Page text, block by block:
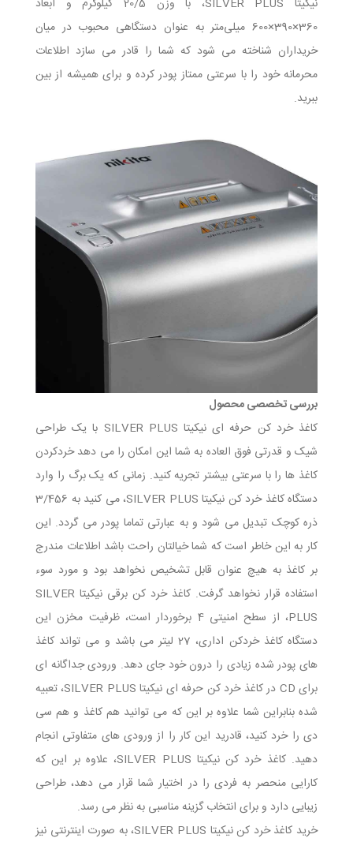
نیکیتا SILVER PLUS، با وزن 20/5 کیلوگرم و ابعاد
360×390×600 میلی‌متر به عنوان دستگاهی محبوب در میان
خریداران شناخته می شود که شما را قادر می سازد اطلاعات
محرمانه خود را با سرعتی ممتاز پودر کرده و برای همیشه از بین
ببرید.
بررسی تخصصی محصول
کاغذ خرد کن حرفه ای نیکیتا SILVER PLUS با یک طراحی
شیک و قدرتی فوق العاده به شما این امکان را می دهد خردکردن
کاغذ ها را با سرعتی بیشتر تجریه کنید. زمانی که یک برگ را وارد
دستگاه کاغذ خرد کن نیکیتا SILVER PLUS، می کنید به 3/456
ذره کوچک تبدیل می شود و به عبارتی تماما پودر می گردد. این
کار به این خاطر است که شما خیالتان راحت باشد اطلاعات مندرج
بر کاغذ به هیچ عنوان قابل تشخیص نخواهد بود و مورد سوء
استفاده قرار نخواهد گرفت. کاغذ خرد کن برقی نیکیتا SILVER
PLUS، از سطح امنیتی 4 برخوردار است، ظرفیت مخزن این
دستگاه کاغذ خردکن اداری، 27 لیتر می باشد و می تواند کاغذ
های پودر شده زیادی را درون خود جای دهد. ورودی جداگانه ای
برای CD در کاغذ خرد کن حرفه ای نیکیتا SILVER PLUS، تعبیه
شده بنابراین شما علاوه بر این که می توانید هم کاغذ و هم سی
دی را خرد کنید، قادرید این کار را از ورودی های متفاوتی انجام
دهید. کاغذ خرد کن نیکیتا SILVER PLUS، علاوه بر این که
کارایی منحصر به فردی را در اختیار شما قرار می دهد، طراحی
زیبایی دارد و برای انتخاب گزینه مناسبی به نظر می رسد.
خرید کاغذ خرد کن نیکیتا SILVER PLUS، به صورت اینترنتی نیز